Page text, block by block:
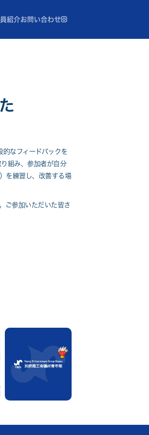
紹介お問い合わせ
的なフィードバックを
組み、参加者が自分
を練習し、改善する場
ご参加いただいた皆さ